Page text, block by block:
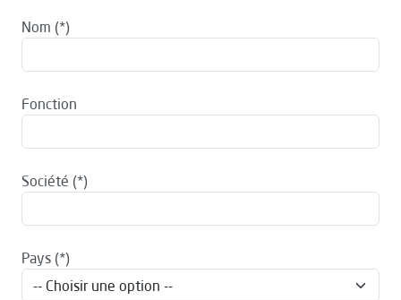
Nom
Fonction
Société
Pays